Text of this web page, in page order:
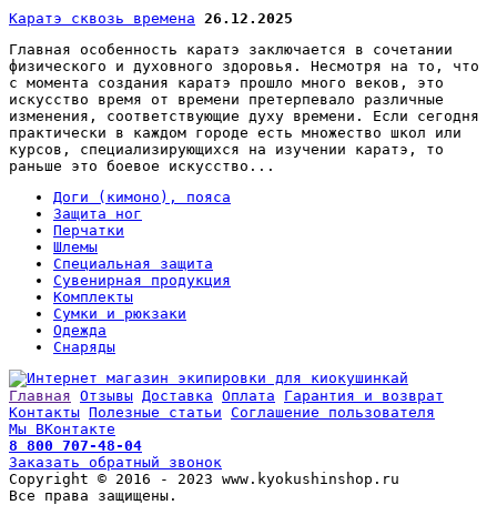
Каратэ сквозь времена
26.12.2025
Главная особенность каратэ заключается в сочетании
физического и духовного здоровья. Несмотря на то, что
с момента создания каратэ прошло много веков, это
искусство время от времени претерпевало различные
изменения, соответствующие духу времени. Если сегодня
практически в каждом городе есть множество школ или
курсов, специализирующихся на изучении каратэ, то
раньше это боевое искусство...
Доги (кимоно), пояса
Защита ног
Перчатки
Шлемы
Специальная защита
Сувенирная продукция
Комплекты
Сумки и рюкзаки
Одежда
Снаряды
Главная Отзывы Доставка Оплата
Гарантия и возврат
Контакты Полезные статьи Соглашение пользователя
Мы ВКонтакте
8 800 707-48-04
Заказать обратный звонок
Copyright © 2016 - 2023 www.kyokushinshop.ru
Все права защищены.